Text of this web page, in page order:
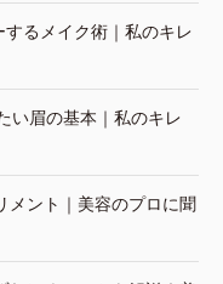
るメイク術｜私のキレ
い眉の基本｜私のキレ
メント｜美容のプロに聞